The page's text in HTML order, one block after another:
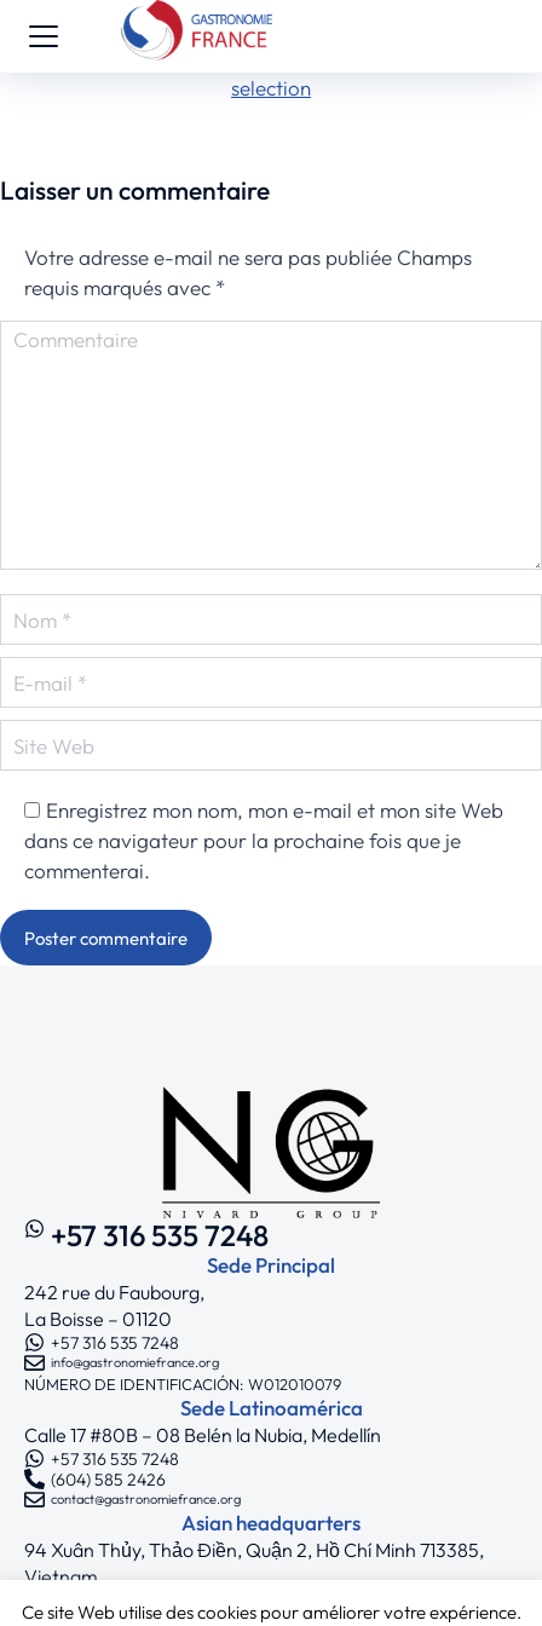
selection
Laisser un commentaire
Votre adresse e-mail ne sera pas publiée Champs
requis marqués avec *
Commentaire
Nom *
E-mail *
Site Web
Enregistrez mon nom, mon e-mail et mon site Web
dans ce navigateur pour la prochaine fois que je
commenterai.
Poster commentaire
+57 316 535 7248
Sede Principal
242 rue du Faubourg,
La Boisse – 01120
+57 316 535 7248
info@gastronomiefrance.org
NÚMERO DE IDENTIFICACIÓN: W012010079
Sede Latinoamérica
Calle 17 #80B – 08 Belén la Nubia, Medellín
+57 316 535 7248
(604) 585 2426
contact@gastronomiefrance.org
Asian headquarters
94 Xuân Thủy, Thảo Điền, Quận 2, Hồ Chí Minh 713385,
Vietnam
+33 7 75 71 62 44
asia@gastronomiefrance.org
Ce site Web utilise des cookies pour améliorer votre expérience.